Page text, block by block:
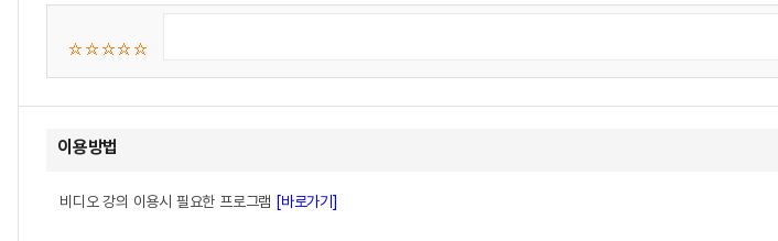
이용방법
비디오 강의 이용시 필요한 프로그램 [바로가기]